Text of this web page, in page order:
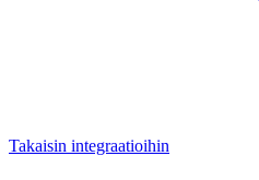
Takaisin integraatioihin